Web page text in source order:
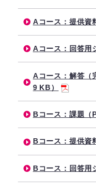
Aコース：提供資
Aコース：回答用
Aコース：解答（
9 KB）
Bコース：課題（
Bコース：提供資
Bコース：回答用